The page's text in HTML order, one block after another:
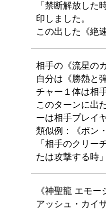
「禁断解放し
印しました。
この出した《絶
相手の《流星の
自分は《勝熱と
チャー１体は相
このターンに出
ーは相手プレイ
類似例：《ボン
「相手のクリー
たは攻撃する時
《神聖龍 エモ
アッシュ・カイ